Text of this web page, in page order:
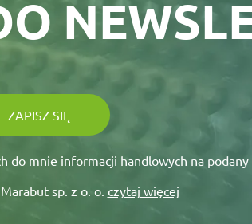
ZAPISZ SIĘ
do mnie informacji handlowych na podany
sp. z o. o. czytaj więcej